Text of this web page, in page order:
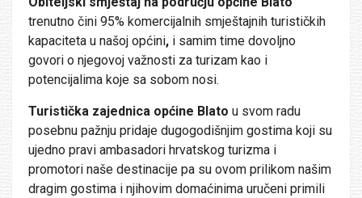
trenutno čini 95% komercijalnih smještajnih turističkih
kapaciteta u našoj općini, i samim time dovoljno
govori o njegovoj važnosti za turizam kao i
potencijalima koje sa sobom nosi.
Turistička zajednica općine Blato u svom radu
posebnu pažnju pridaje dugogodišnjim gostima koji su
ujedno pravi ambasadori hrvatskog turizma i
promotori naše destinacije pa su ovom prilikom našim
dragim gostima i njihovim domaćinima uručeni primili